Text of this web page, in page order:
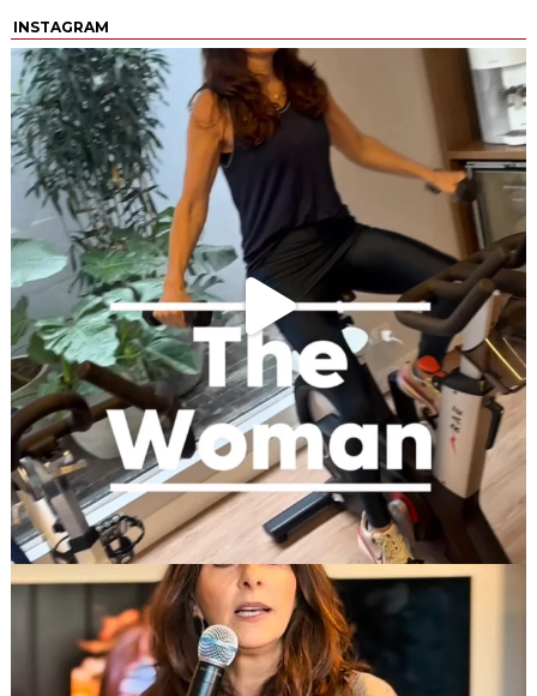
INSTAGRAM